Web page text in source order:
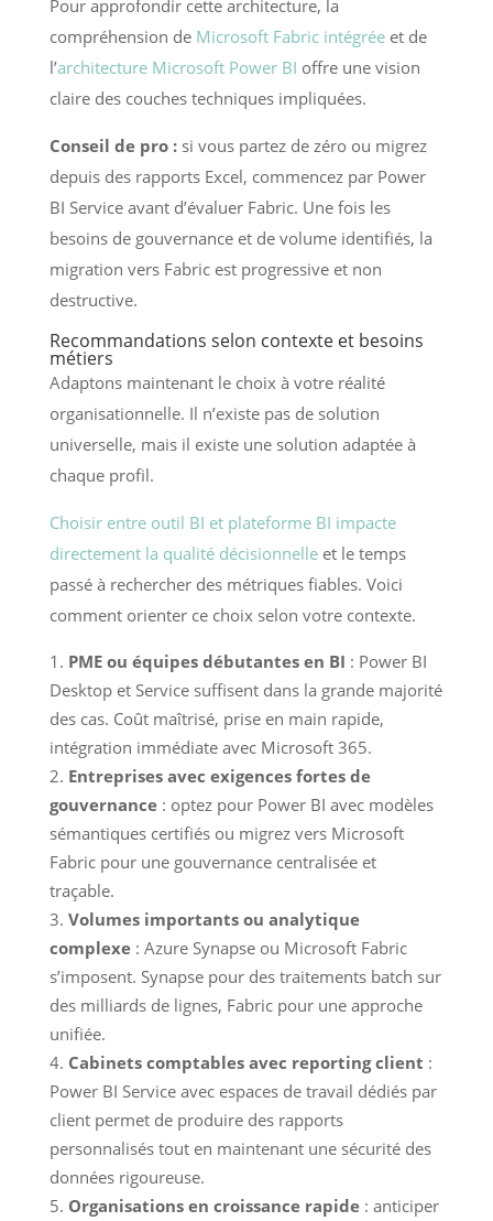
Pour approfondir cette architecture, la
compréhension de Microsoft Fabric intégréeet de
l’architecture Microsoft Power BI offre une vision
claire des couches techniques impliquées.
Conseil de pro :si vous partez de zéro ou migrez
depuis des rapports Excel, commencez par Power
BI Service avant d’évaluer Fabric. Une fois les
besoins de gouvernance et de volume identifiés, la
migration vers Fabric est progressive et non
destructive.
Recommandations selon contexte et besoins
métiers
Adaptons maintenant le choix à votre réalité
organisationnelle. Il n’existe pas de solution
universelle, mais il existe une solution adaptée à
chaque profil.
Choisir entre outil BI et plateforme BI impacte
directement la qualité décisionnelleet le temps
passé à rechercher des métriques fiables. Voici
comment orienter ce choix selon votre contexte.
PME ou équipes débutantes en BI : Power BI
Desktop et Service suffisent dans la grande majorité
des cas. Coût maîtrisé, prise en main rapide,
intégration immédiate avec Microsoft 365.
Entreprises avec exigences fortes de
gouvernance: optez pour Power BI avec modèles
sémantiques certifiés ou migrez vers Microsoft
Fabric pour une gouvernance centralisée et
traçable.
Volumes importants ou analytique
complexe: Azure Synapse ou Microsoft Fabric
s’imposent. Synapse pour des traitements batch sur
des milliards de lignes, Fabric pour une approche
unifiée.
Cabinets comptables avec reporting client :
Power BI Service avec espaces de travail dédiés par
client permet de produire des rapports
personnalisés tout en maintenant une sécurité des
données rigoureuse.
Organisations en croissance rapide: anticiper